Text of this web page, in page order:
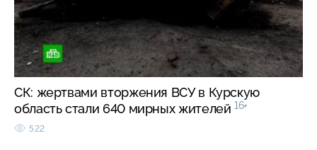
СК: жертвами вторжения ВСУ в Курскую
область стали 640 мирных жителей 16+
522